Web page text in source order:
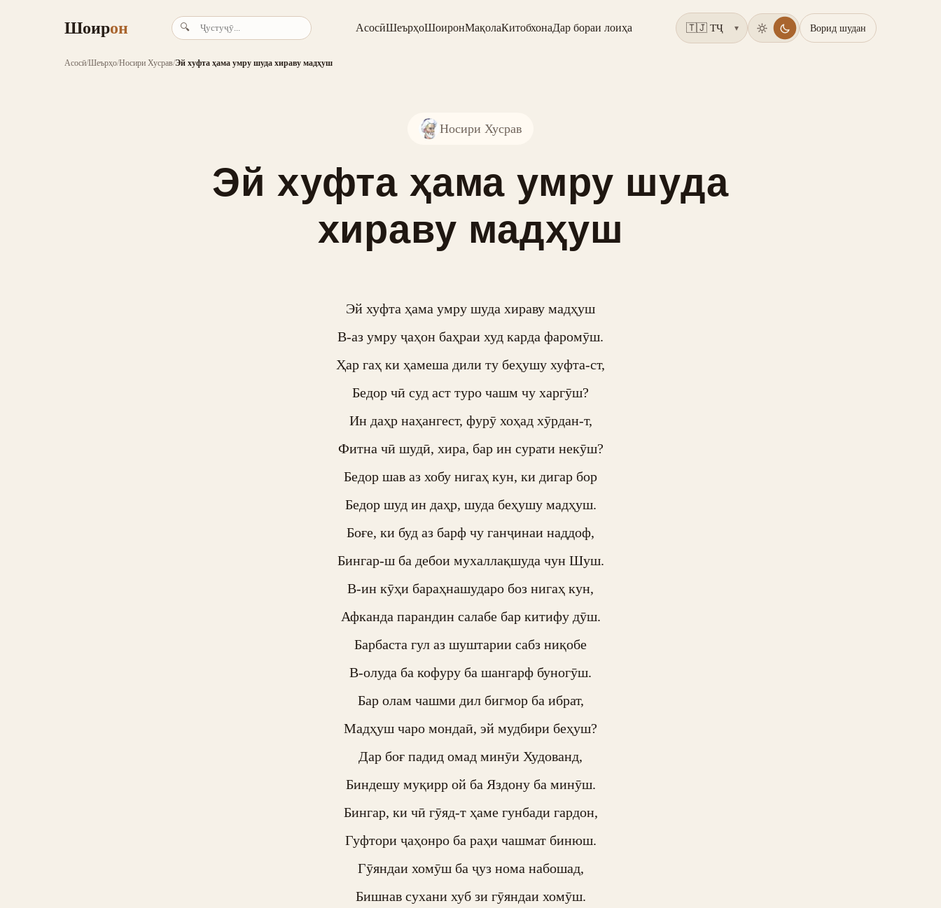
Шоирон 🔍 АсосӣШеърҳоШоиронМақолаКитобхонаДар бораи лоиҳа ▾ Ворид шудан
Асосӣ/Шеърҳо/Носири Хусрав/Эй хуфта ҳама умру шуда хираву мадҳуш
Носири Хусрав
Эй хуфта ҳама умру шуда
хираву мадҳуш
Эй хуфта ҳама умру шуда хираву мадҳуш
В-аз умру ҷаҳон баҳраи худ карда фаромӯш.
Ҳар гаҳ ки ҳамеша дили ту беҳушу хуфта-ст,
Бедор чӣ суд аст туро чашм чу харгӯш?
Ин даҳр наҳангест, фурӯ хоҳад хӯрдан-т,
Фитна чӣ шудӣ, хира, бар ин сурати некӯш?
Бедор шав аз хобу нигаҳ кун, ки дигар бор
Бедор шуд ин даҳр, шуда беҳушу мадҳуш.
Боғе, ки буд аз барф чу ганҷинаи наддоф,
Бингар-ш ба дебои мухаллақшуда чун Шуш.
В-ин кӯҳи бараҳнашударо боз нигаҳ кун,
Афканда парандин салабе бар китифу дӯш.
Барбаста гул аз шуштарии сабз ниқобе
В-олуда ба кофуру ба шангарф буногӯш.
Бар олам чашми дил бигмор ба ибрат,
Мадҳуш чаро мондаӣ, эй мудбири беҳуш?
Дар боғ падид омад минӯи Худованд,
Биндешу муқирр ой ба Яздону ба минӯш.
Бингар, ки чӣ гӯяд-т ҳаме гунбади гардон,
Гуфтори ҷаҳонро ба раҳи чашмат бинюш.
Гӯяндаи хомӯш ба ҷуз нома набошад,
Бишнав сухани хуб зи гӯяндаи хомӯш.